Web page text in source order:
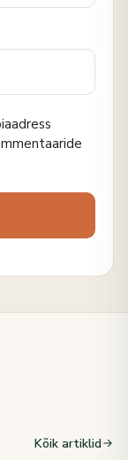
Kõik artiklid